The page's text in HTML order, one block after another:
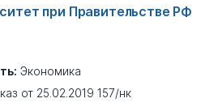
при Правительстве РФ
Экономика
от 25.02.2019 157/нк